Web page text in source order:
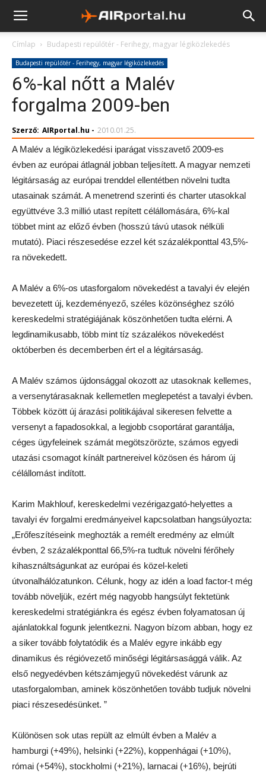
Címlap Budapesti repülőtér - Ferihegy, magyar légiközlekedés
Budapesti repülőtér - Ferihegy, magyar légiközlekedés
6%-kal nőtt a Malév
forgalma 2009-ben
Szerző: AIRportal.hu - 2010.01.25.
A Malév a légiközlekedési iparágat visszavető 2009-es
évben az európai átlagnál jobban teljesített. A magyar nemzeti
légitársaság az európai trenddel ellentétben növelni tudta
utasainak számát. A menetrend szerinti és charter utasokkal
együttvéve 3.3 millió utast repített célállomására, 6%-kal
többet mint az előző évben (hosszú távú utasok nélküli
mutató). Piaci részesedése ezzel két százalékponttal 43,5%-
ra növekedett.
A Malév a 6%-os utasforgalom növekedést a tavalyi év elején
bevezetett új, kezdeményező, széles közönséghez szóló
kereskedelmi stratégiájának köszönhetően tudta elérni. A
legdinamikusabb, több mint tíz százalékos növekedést
októberben és decemberben ért el a légitársaság.
A Malév számos újdonsággal okozott az utasoknak kellemes,
a versenytárasaknak kellemetlen meglepetést a tavalyi évben.
Többek között új árazási politikájával sikeresen felvette a
versenyt a fapadosokkal, a legjobb csoportárat garantálja,
céges ügyfeleinek számát megötszörözte, számos egyedi
utazási csomagot kínált partnereivel közösen és három új
célállomást indított.
Karim Makhlouf, kereskedelmi vezérigazgató-helyettes a
tavalyi év forgalmi eredmányeivel kapcsolatban hangsúlyozta:
„Erőfeszítéseink meghozták a remélt eredmény az elmúlt
évben, 2 százalékponttal 66,5%-ra tudtuk növelni férőhely
kihasználtságunkat az európai és közel-keleti
útvonalhálózatunkon. Célunk, hogy az idén a load factor-t még
tovább növeljük, ezért még nagyobb hangsúlyt fektetünk
kereskedelmi stratégiánkra és egész évben folyamatosan új
ajánlatokkal fogunk jelentkezni. Nagyon bízom abban, hogy ez
a siker tovább folytatódik és a Malév egyre inkább egy
dinamikus és régióvezető minőségi légitársasággá válik. Az
első negyedévben kétszámjegyű növekedést várunk az
utasforgalomban, aminek köszönhetően tovább tudjuk növelni
piaci részesedésünket. ”
Különösen sok utas repült az elmúlt évben a Malév a
hamburgi (+49%), helsinki (+22%), koppenhágai (+10%),
római (+54%), stockholmi (+21%), larnacai (+16%), bejrúti